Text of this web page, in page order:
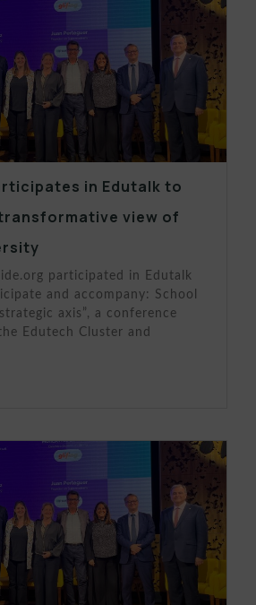
in Edutalk to
view of
participated in Edutalk
and accompany: School
axis”, a conference
Edutech Cluster and